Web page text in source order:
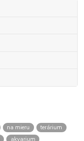
na mieru
terárium
akvarium